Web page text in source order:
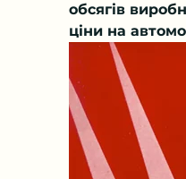
обсягів
ціни на